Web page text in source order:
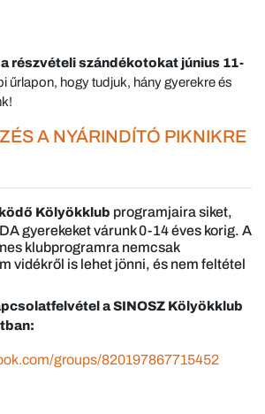
részvételi szándékotokat június 11-
űrlapon, hogy tudjuk, hány gyerekre és
A NYÁRINDÍTÓ PIKNIKRE
Kölyökklub programjaira siket,
gyerekeket várunk 0-14 éves korig. A
klubprogramra nemcsak
vidékről is lehet jönni, és nem feltétel
a SINOSZ Kölyökklub
groups/820197867715452